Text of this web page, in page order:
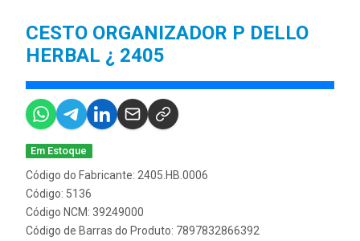
CESTO ORGANIZADOR P DELLO
HERBAL ¿ 2405
Em Estoque
Código do Fabricante: 2405.HB.0006
Código: 5136
Código NCM: 39249000
Código de Barras do Produto: 7897832866392